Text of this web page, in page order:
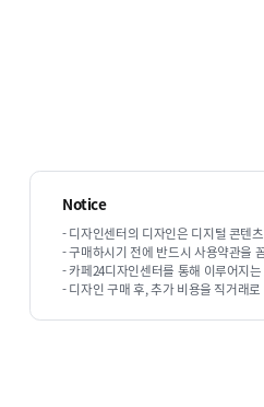
ECBIZ 7805 [동영상 반응형]
단순복사 : ￦ 200,000
Notice
- 디자인센터의 디자인은 디지털 콘텐
- 구매하시기 전에 반드시 사용약관을
- 카페24디자인센터를 통해 이루어지
- 디자인 구매 후, 추가 비용을 직거래